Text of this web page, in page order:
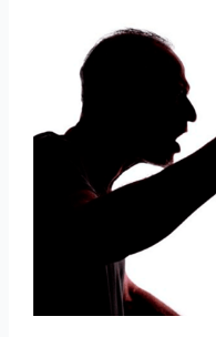
alimentos
mulheres
da